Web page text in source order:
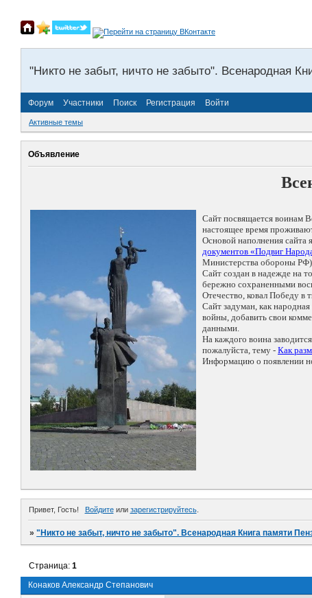
"Никто не забыт, ничто не забыто". Всенародная
Форум Участники Поиск Регистрация Войти
Активные темы
Объявление
Сайт посвящается воинам
настоящее время
Основой наполнения сайта
документов «Подвиг
Министерства обороны
Сайт создан в надежде на
бережно сохраненными
Отечество, ковал Победу в
Сайт задуман, как
войны, добавить свои
данными.
На каждого воина
пожалуйста, тему - Как
Информацию о появлении
Привет, Гость! Войдитеили зарегистрируйтесь.
»"Никто не забыт, ничто не забыто". Всенародная Книга памяти
Конаков Александр Степанович
Страница:1